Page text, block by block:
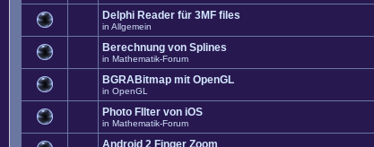
Delphi Reader für 3MF files
in Allgemein
Berechnung von Splines
in Mathematik-Forum
BGRABitmap mit OpenGL
in OpenGL
Photo FIlter von iOS
in Mathematik-Forum
Android 2 Finger Zoom